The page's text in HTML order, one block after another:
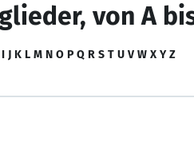
von A
I J K L M N O P Q R S T U V W X Y Z